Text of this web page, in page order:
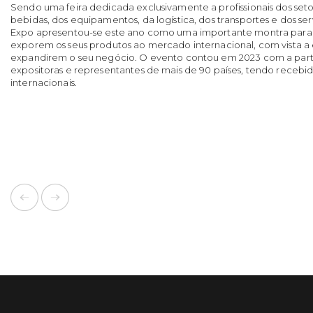
Sendo uma feira dedicada exclusivamente a profissionais dos
bebidas, dos equipamentos, da logística, dos transportes e dos
Expo apresentou-se este ano como uma importante montra para
exporem os seus produtos ao mercado internacional, com vista
expandirem o seu negócio. O evento contou em 2023 com a
expositoras e representantes de mais de 90 países, tendo
internacionais.